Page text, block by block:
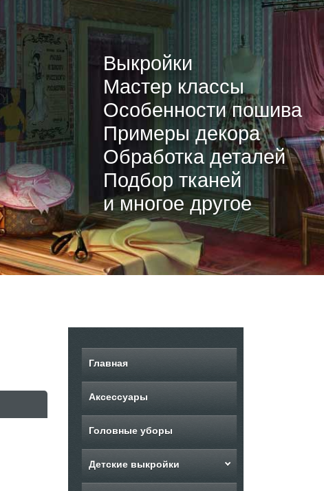
Выкройки
Мастер классы
Особенности пошива
Примеры декора
Обработка деталей
Подбор тканей
и многое другое
Главная
Аксессуары
Головные уборы
Детские выкройки